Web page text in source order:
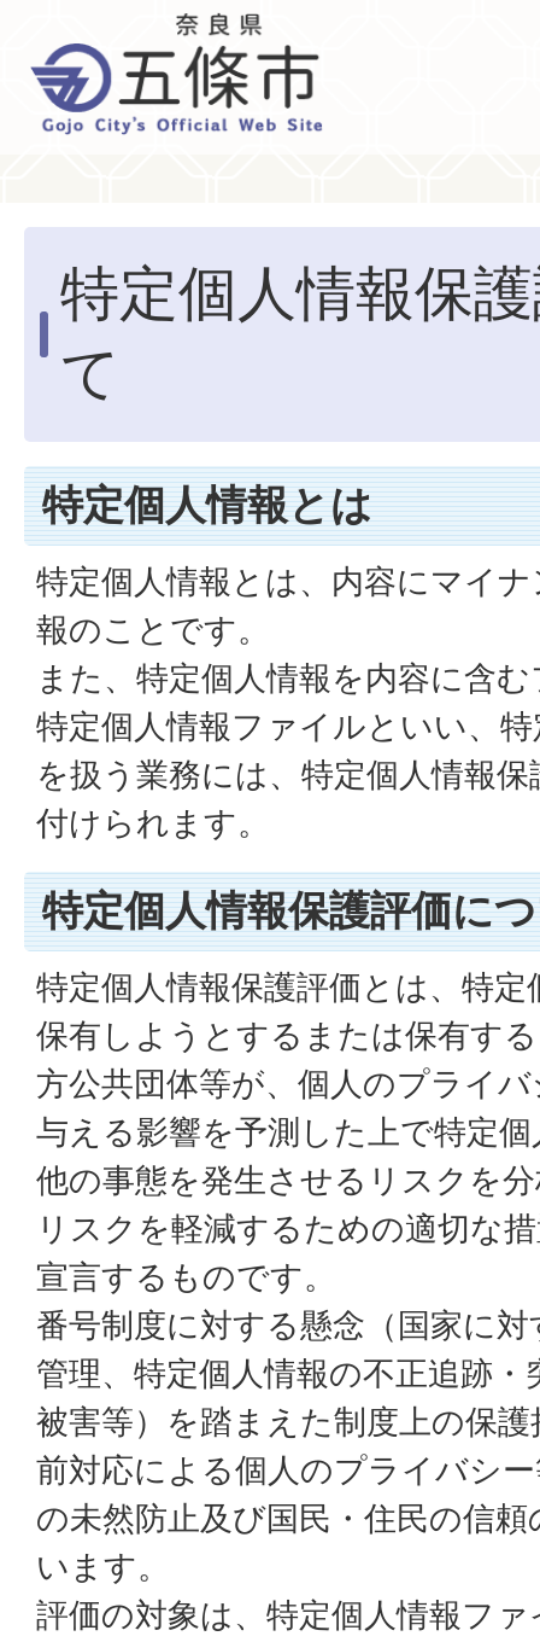
特定個人情報保
て
特定個人情報とは
特定個人情報とは、内容にマイ
報のことです。
また、特定個人情報を内容に含
特定個人情報ファイルといい、
を扱う業務には、特定個人情報
付けられます。
特定個人情報保護評価に
特定個人情報保護評価とは、特
保有しようとするまたは保有す
方公共団体等が、個人のプライ
与える影響を予測した上で特定
他の事態を発生させるリスクを
リスクを軽減するための適切な
宣言するものです。
番号制度に対する懸念（国家に
管理、特定個人情報の不正追跡
被害等）を踏まえた制度上の保
前対応による個人のプライバシ
の未然防止及び国民・住民の信
います。
評価の対象は、特定個人情報フ